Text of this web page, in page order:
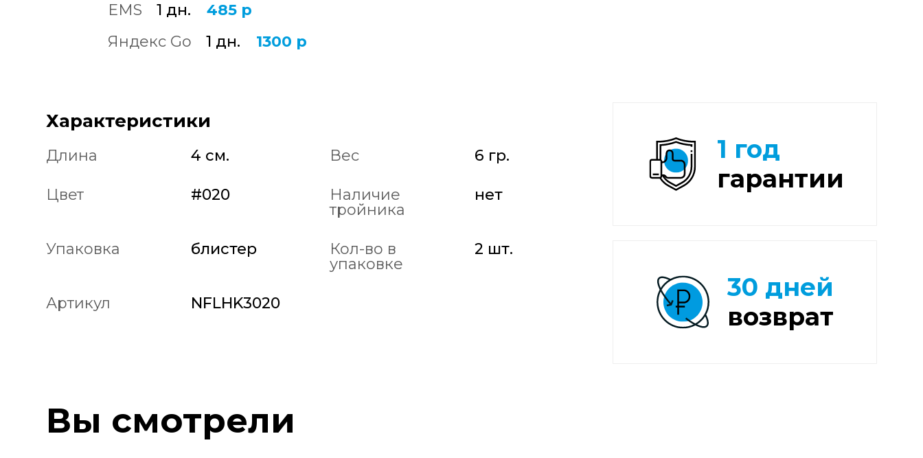
EMS
1 дн.
485 р
Яндекс Go
1 дн. 1300 р
Характеристики
Длина 4 см. Вес 6 гр.
Цвет #020
Наличие
тройника
нет
Упаковка блистер
Кол-во в
упаковке
2 шт.
Артикул NFLHK3020
1 год
гарантии
30 дней
возврат
Вы смотрели